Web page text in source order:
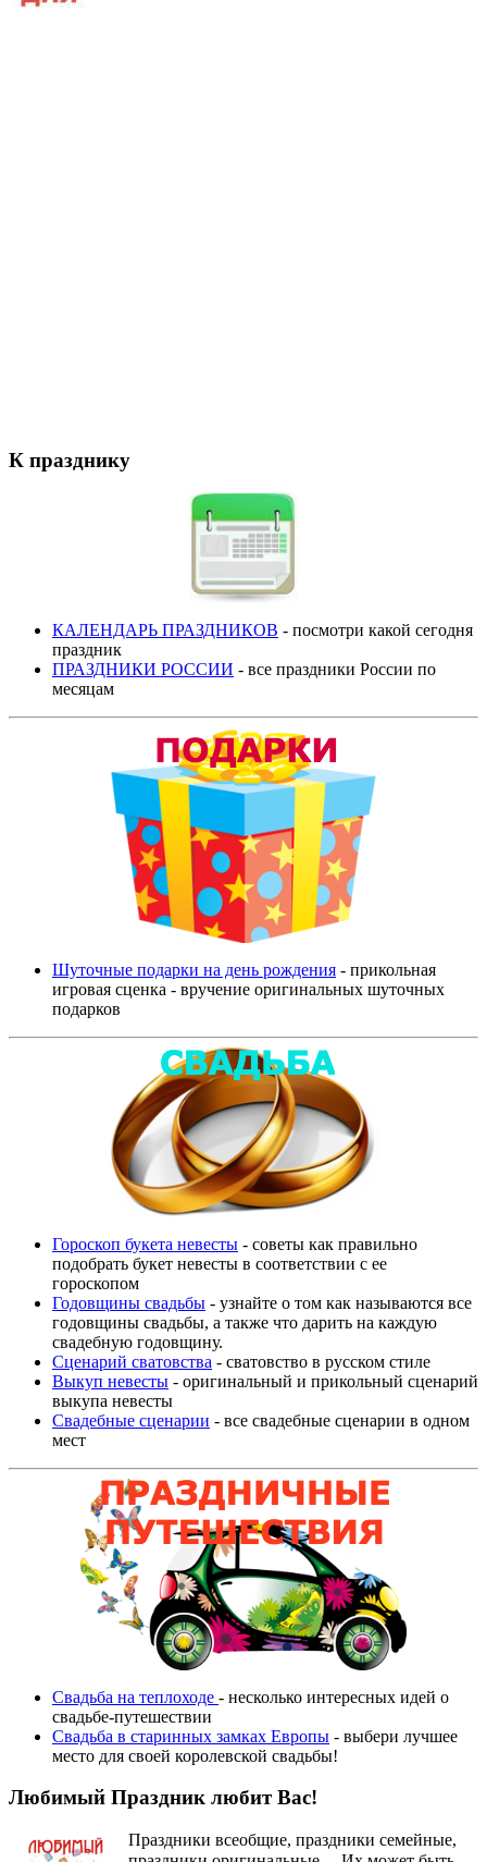
К празднику
КАЛЕНДАРЬ ПРАЗДНИКОВ - посмотри какой сегодня
праздник
ПРАЗДНИКИ РОССИИ - все праздники России по
месяцам
Шуточные подарки на день рождения - прикольная
игровая сценка - вручение оригинальных шуточных
подарков
Гороскоп букета невесты - советы как правильно
подобрать букет невесты в соответствии с ее
гороскопом
Годовщины свадьбы - узнайте о том как называются все
годовщины свадьбы, а также что дарить на каждую
свадебную годовщину.
Сценарий сватовства - сватовство в русском стиле
Выкуп невесты - оригинальный и прикольный сценарий
выкупа невесты
Свадебные сценарии - все свадебные сценарии в одном
мест
Свадьба на теплоходе - несколько интересных идей о
свадьбе-путешествии
Свадьба в старинных замках Европы - выбери лучшее
место для своей королевской свадьбы!
Любимый Праздник любит Вас!
Праздники всеобщие, праздники семейные,